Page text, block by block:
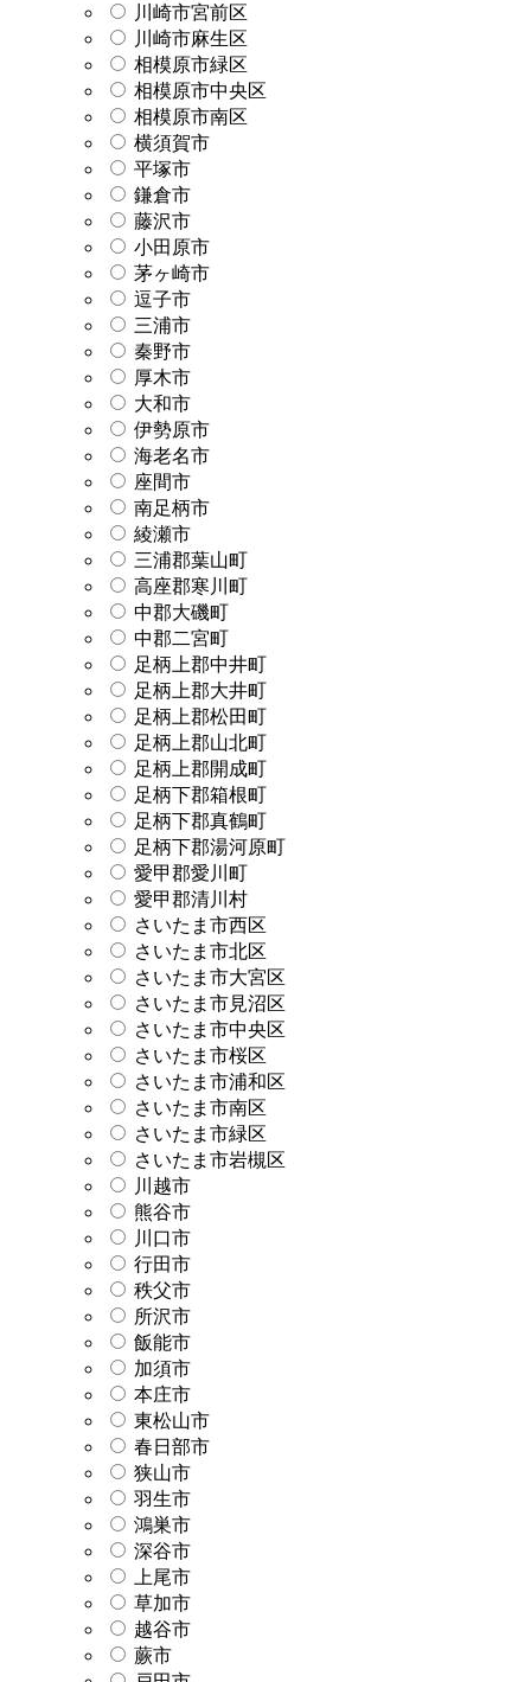
川崎市宮前区
川崎市麻生区
相模原市緑区
相模原市中央区
相模原市南区
横須賀市
平塚市
鎌倉市
藤沢市
小田原市
茅ヶ崎市
逗子市
三浦市
秦野市
厚木市
大和市
伊勢原市
海老名市
座間市
南足柄市
綾瀬市
三浦郡葉山町
高座郡寒川町
中郡大磯町
中郡二宮町
足柄上郡中井町
足柄上郡大井町
足柄上郡松田町
足柄上郡山北町
足柄上郡開成町
足柄下郡箱根町
足柄下郡真鶴町
足柄下郡湯河原町
愛甲郡愛川町
愛甲郡清川村
さいたま市西区
さいたま市北区
さいたま市大宮区
さいたま市見沼区
さいたま市中央区
さいたま市桜区
さいたま市浦和区
さいたま市南区
さいたま市緑区
さいたま市岩槻区
川越市
熊谷市
川口市
行田市
秩父市
所沢市
飯能市
加須市
本庄市
東松山市
春日部市
狭山市
羽生市
鴻巣市
深谷市
上尾市
草加市
越谷市
蕨市